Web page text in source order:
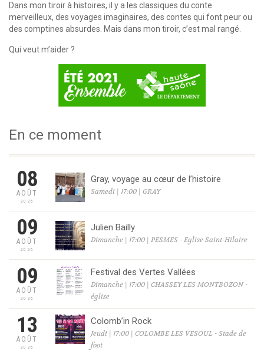
Dans mon tiroir à histoires, il y a les classiques du conte
merveilleux, des voyages imaginaires, des contes qui font peur ou
des comptines absurdes. Mais dans mon tiroir, c’est mal rangé.
Qui veut m’aider ?
En ce moment
08
AOÛT
2026
Gray, voyage au cœur de l’histoire
Samedi | 17:00 | GRAY
09
AOÛT
2026
Julien Bailly
Dimanche | 17:00 | PESMES - Eglise Saint-Hilaire
09
AOÛT
2026
Festival des Vertes Vallées
Dimanche | 17:00 | CHASSEY LES MONTBOZON -
église
13
AOÛT
2026
Colomb’in Rock
Jeudi | 17:00 | COLOMBE LES VESOUL - Stade de
foot